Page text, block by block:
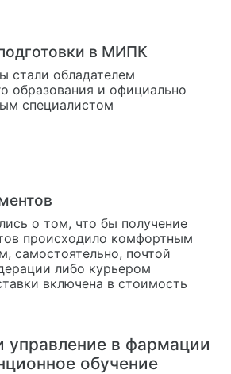
в МИПК
стали обладателем
образования и официально
специалистом
о том, что бы получение
происходило комфортным
самостоятельно, почтой
либо курьером
включена в стоимость
управление в фармации
обучение